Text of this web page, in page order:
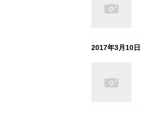
2017年3月10日